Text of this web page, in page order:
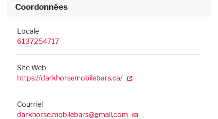
Coordonnées
Locale
6137254717
Site Web
https://darkhorsemobilebars.ca/
Courriel
darkhorse.mobilebars@gmail.com